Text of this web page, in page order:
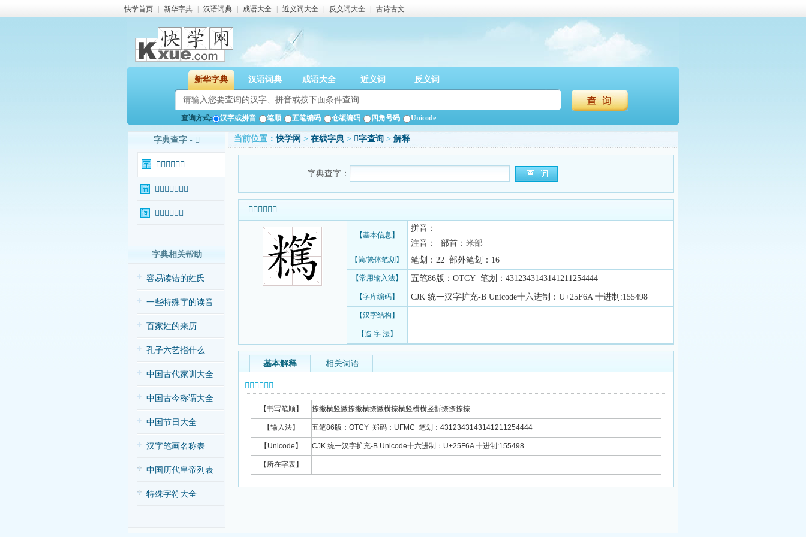
快学首页 新华字典 汉语词典 成语大全 近义词大全 反义词大全 古诗古文
新华字典 汉语词典 成语大全 近义词 反义词
查询方式: 汉字或拼音 笔顺 五笔编码 仓颉编码 四角号码 Unicode
字典查字 - 𥽪
𥽪字基本信息
𥽪字输入法查询
𥽪字相关词语
字典相关帮助
容易读错的姓氏
一些特殊字的读音
百家姓的来历
孔子六艺指什么
中国古代家训大全
中国古今称谓大全
中国节日大全
汉字笔画名称表
中国历代皇帝列表
特殊字符大全
当前位置：快学网 > 在线字典 > 𥽪字查询 > 解释
字典查字：
𥽪字基本信息
【基本信息】
拼音：
注音： 部首： 米部
【简/繁体笔划】 笔划：22 部外笔划：16
【常用输入法】 五笔86版：OTCY 笔划：4312343143141211254444
【字库编码】 CJK 统一汉字扩充-B Unicode十六进制：U+25F6A 十进制:155498
【汉字结构】
【造 字 法】
基本解释 相关词语
𥽪字基本信息
【书写笔顺】 捺撇横竖撇捺撇横捺撇横捺横竖横横竖折捺捺捺捺
【输入法】 五笔86版：OTCY 郑码：UFMC 笔划：4312343143141211254444
【Unicode】 CJK 统一汉字扩充-B Unicode十六进制：U+25F6A 十进制:155498
【所在字表】